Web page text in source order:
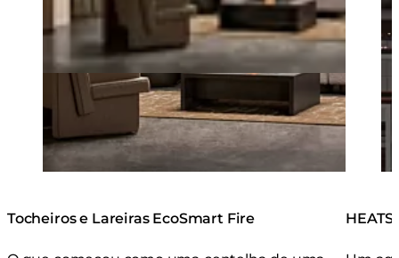
Tocheiros e Lareiras EcoSmart Fire